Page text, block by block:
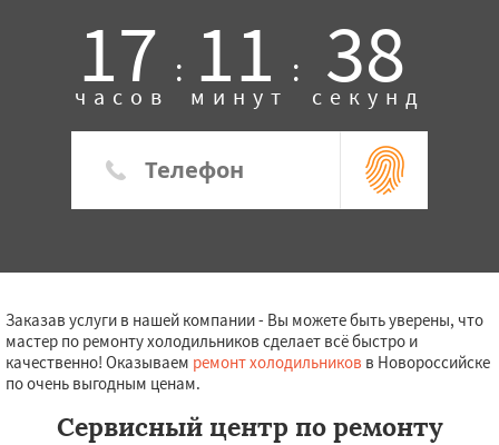
17 :
часов 11 :
минут 37
секунд
Заказав услуги в нашей компании - Вы можете быть уверены, что
мастер по ремонту холодильников сделает всё быстро и
качественно! Оказываем ремонт холодильников в Новороссийске
по очень выгодным ценам.
Сервисный центр по ремонту